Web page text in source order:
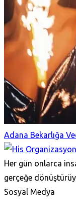
Adana Bekarlığa
Her gün onlarca
gerçeğe
Sosyal Medya